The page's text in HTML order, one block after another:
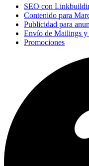
SEO con
Contenido para
Publicidad para
Envío de Mailings y
Promociones